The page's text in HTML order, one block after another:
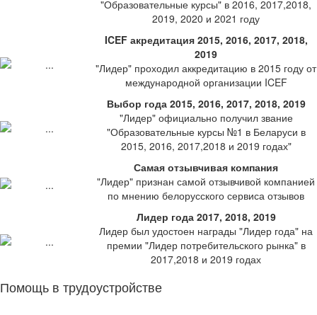
"Образовательные курсы" в 2016, 2017,2018,
2019, 2020 и 2021 году
ICEF акредитация 2015, 2016, 2017, 2018,
2019
"Лидер" проходил аккредитацию в 2015 году от
международной организации ICEF
Выбор года 2015, 2016, 2017, 2018, 2019
"Лидер" официально получил звание
"Образовательные курсы №1 в Беларуси в
2015, 2016, 2017,2018 и 2019 годах"
Самая отзывчивая компания
"Лидер" признан самой отзывчивой компанией
по мнению белорусского сервиса отзывов
Лидер года 2017, 2018, 2019
Лидер был удостоен награды "Лидер года" на
премии "Лидер потребительского рынка" в
2017,2018 и 2019 годах
Помощь в трудоустройстве